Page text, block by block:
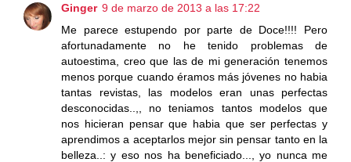
Ginger 9 de marzo de 2013 a las 17:22
Me parece estupendo por parte de Doce!!!! Pero
afortunadamente no he tenido problemas de
autoestima, creo que las de mi generación tenemos
menos porque cuando éramos más jóvenes no habia
tantas revistas, las modelos eran unas perfectas
desconocidas..,, no teniamos tantos modelos que
nos hicieran pensar que habia que ser perfectas y
aprendimos a aceptarlos mejor sin pensar tanto en la
belleza..: y eso nos ha beneficiado..., yo nunca me